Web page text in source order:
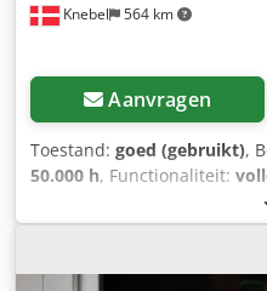
Knebel 564 km
Aanvragen
Toestand: goed (gebruikt),
50.000 h, Functionaliteit:
,
schroefcompressor met
gedemonteerd maar in
Hsrf